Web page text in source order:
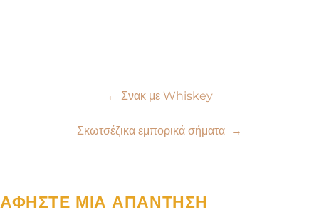
Πλοήγηση
άρθρων
← Σνακ με Whiskey
Σκωτσέζικα εμπορικά σήματα →
ΑΦΉΣΤΕ ΜΙΑ ΑΠΆΝΤΗΣΗ